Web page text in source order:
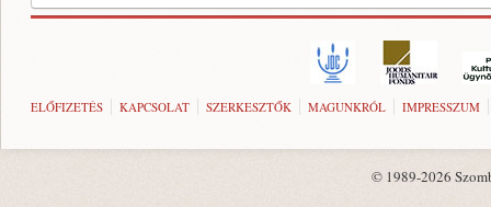
ELŐFIZETÉS KAPCSOLAT SZERKESZTŐK MAGUNKRÓL IMPRESSZUM
© 1989-2026